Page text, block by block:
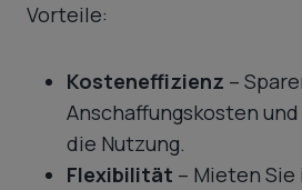
Vorteile:
Kosteneffizienz –
Anschaffungskosten
die Nutzung.
Flexibilität – Mieten